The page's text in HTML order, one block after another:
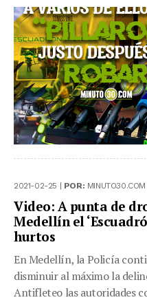
2021-02-25 | POR: MINUTO30.COM
Video: A punta de
Medellín el
hurtos
En Medellín, la Policía
disminuir al máximo la
Antifleteo las autoridades